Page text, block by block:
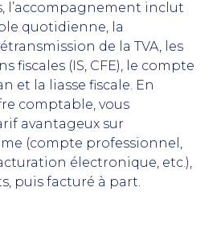
l’accompagnement inclut
quotidienne, la
de la TVA, les
fiscales (IS, CFE), le compte
et la liasse fiscale. En
comptable, vous
avantageux sur
(compte professionnel,
électronique, etc.),
puis facturé à part.